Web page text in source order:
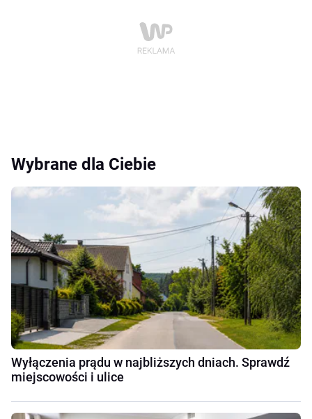
Wybrane dla Ciebie
Wyłączenia prądu w najbliższych dniach. Sprawdź
miejscowości i ulice